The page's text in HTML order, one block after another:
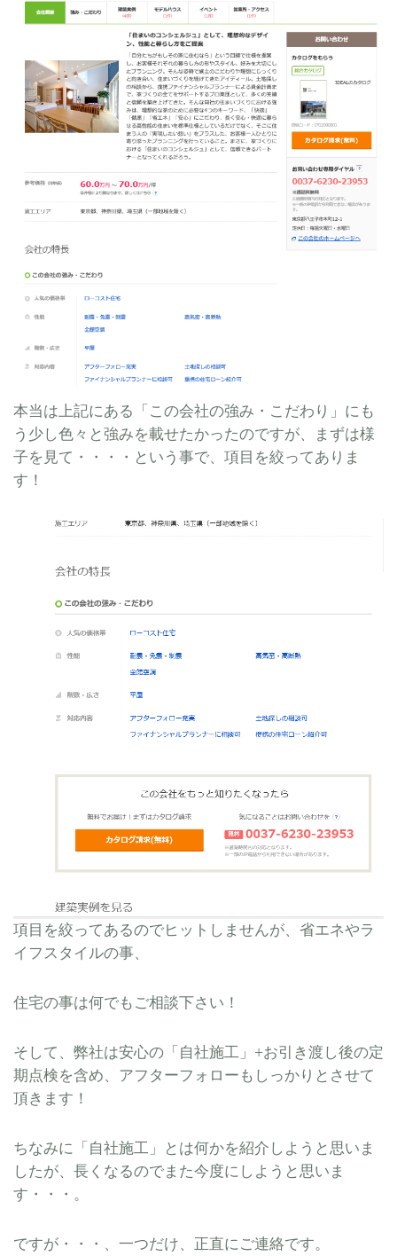
本当は上記にある「この会社の強み・こだわり」にも
う少し色々と強みを載せたかったのですが、まずは様
子を見て・・・・という事で、項目を絞ってありま
す！
項目を絞ってあるのでヒットしませんが、省エネやラ
イフスタイルの事、
住宅の事は何でもご相談下さい！
そして、弊社は安心の「自社施工」+お引き渡し後の定
期点検を含め、アフターフォローもしっかりとさせて
頂きます！
ちなみに「自社施工」とは何かを紹介しようと思いま
したが、長くなるのでまた今度にしようと思いま
す・・・。
ですが・・・、一つだけ、正直にご連絡です。